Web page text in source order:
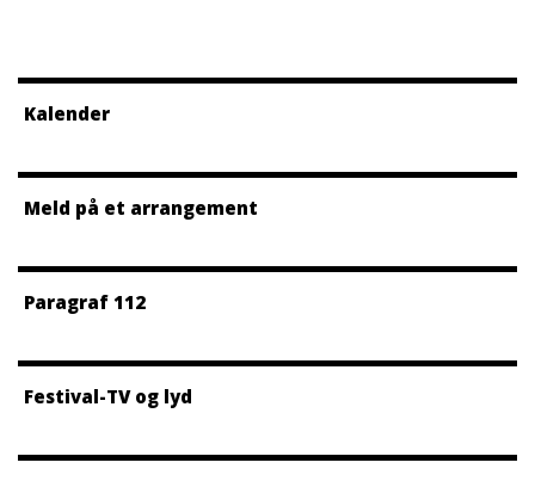
Kalender
Meld på et arrangement
Paragraf 112
Festival-TV og lyd